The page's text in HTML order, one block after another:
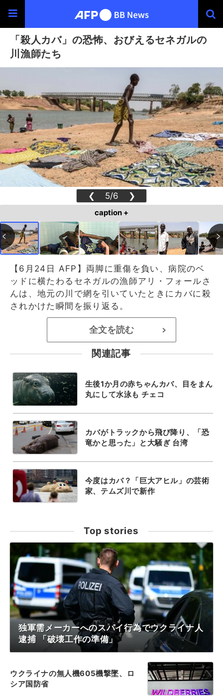
「殺人カバ」の恐怖、おびえるセネガルの
川漁師たち
❮ 5/6 ❯
caption +
【6月24日 AFP】両脚に重傷を負い、病院のベ
ッドに横たわるセネガルの漁師アリ・フォールさ
んは、地元の川で網を引いていたときにカバに殺
されかけた瞬間を振り返る。
全文を読む >
関連記事
生後1か月の赤ちゃんカバ、目をまん
丸にして水泳も チェコ
カバがトラックから飛び降り、「恐
竜かと思った」と大騒ぎ 台湾
今度はカバ？「巨大アヒル」の芸術
家、テムズ川で新作
Top stories
独軍需メーカーへのスパイ行為でウクライナ人
逮捕 「破壊工作の準備」
ウクライナの無人機605機撃墜、ロ
シア国防省